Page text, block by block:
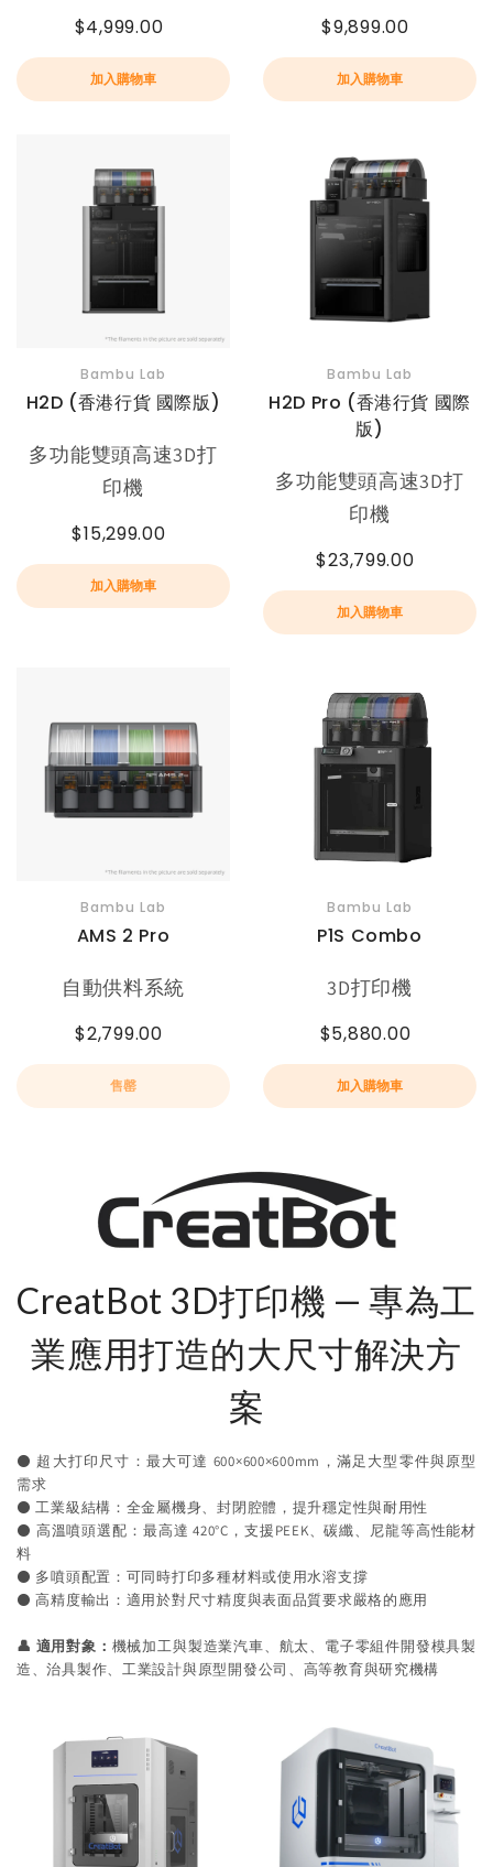
$4,999.00
加入購物車
$9,899.00
加入購物車
Bambu Lab
H2D (香港行貨 國際版)
多功能雙頭高速3D打
印機
$15,299.00
加入購物車
Bambu Lab
H2D Pro (香港行貨 國際
版)
多功能雙頭高速3D打
印機
$23,799.00
加入購物車
Bambu Lab
AMS 2 Pro
自動供料系統
$2,799.00
售罄
Bambu Lab
P1S Combo
3D打印機
$5,880.00
加入購物車
CreatBot 3D打印機 — 專為工
業應用打造的大尺寸解決方
案
⚫️ 超大打印尺寸：最大可達 600×600×600mm，滿足大型零件與原型
需求
⚫️ 工業級結構：全金屬機身、封閉腔體，提升穩定性與耐用性
⚫️ 高溫噴頭選配：最高達 420°C，支援PEEK、碳纖、尼龍等高性能材
料
⚫️ 多噴頭配置：可同時打印多種材料或使用水溶支撐
⚫️ 高精度輸出：適用於對尺寸精度與表面品質要求嚴格的應用
👤 適用對象： 機械加工與製造業汽車、航太、電子零組件開發模具製
造、治具製作、工業設計與原型開發公司、高等教育與研究機構